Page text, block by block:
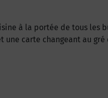
à la portée de tous les
carte changeant au